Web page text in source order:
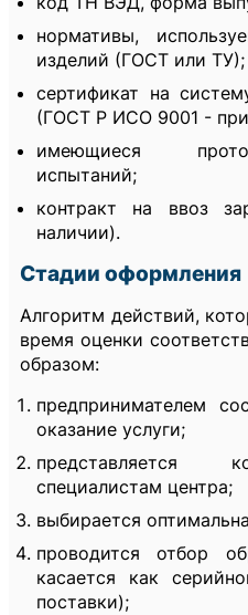
нормативы,
изделий (ГОСТ или ТУ);
сертификат на
(ГОСТ Р ИСО 9001 -
имеющиеся
испытаний;
контракт на ввоз
наличии).
Стадии оформления
Алгоритм действий,
время оценки
образом:
предпринимателем
оказание услуги;
представляется
специалистам центра;
выбирается
проводится отбор
касается как
поставки);